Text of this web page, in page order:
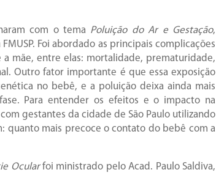
com o tema Poluição do Ar e Gestação,
Foi abordado as principais complicações
mãe, entre elas: mortalidade, prematuridade,
Outro fator importante é que essa exposição
no bebê, e a poluição deixa ainda mais
Para entender os efeitos e o impacto na
gestantes da cidade de São Paulo utilizando
quanto mais precoce o contato do bebê com a
Ocularfoi ministrado pelo Acad. Paulo Saldiva,